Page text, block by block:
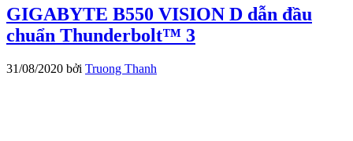
GIGABYTE B550 VISION D dẫn đầu
chuẩn Thunderbolt™ 3
31/08/2020 bởi Truong Thanh